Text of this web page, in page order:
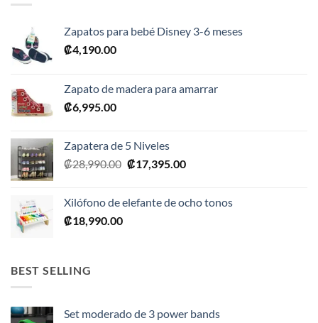
Zapatos para bebé Disney 3-6 meses
₡4,190.00
Zapato de madera para amarrar
₡6,995.00
Zapatera de 5 Niveles
₡28,990.00 El
era:
₡17,395.00El
es:
Xilófono de elefante de ocho tonos
₡18,990.00
BEST SELLING
Set moderado de 3 power bands